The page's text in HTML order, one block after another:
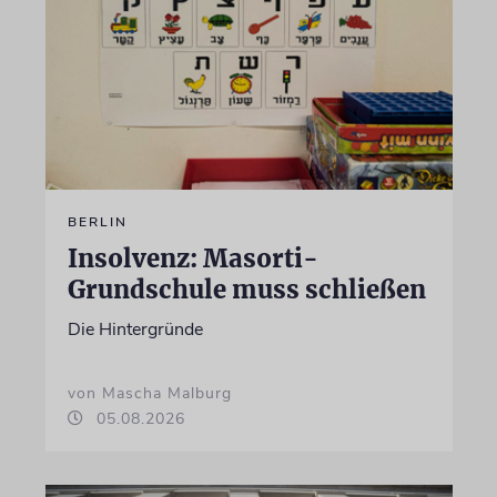
BERLIN
Insolvenz: Masorti-
Grundschule muss schließen
Die Hintergründe
von Mascha Malburg
05.08.2026